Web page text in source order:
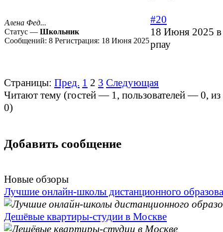
Алена Фед...
Статус — Школьник
Сообщений: 8 Регистрация: 18 Июня 2025
#20
18 Июня 2025
рпау
Страницы: Пред. 1 2 3 Следующая
Читают тему (гостей — 1, пользователей —0,
0)
Добавить сообщение
Новые обзоры
Лучшие онлайн-школы дистанционного
Дешёвые квартиры-студии в Москве